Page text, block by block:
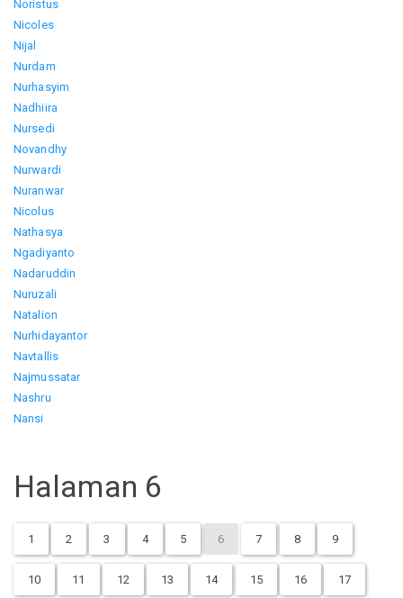
Noristus
Nicoles
Nijal
Nurdam
Nurhasyim
Nadhiira
Nursedi
Novandhy
Nurwardi
Nuranwar
Nicolus
Nathasya
Ngadiyanto
Nadaruddin
Nuruzali
Natalion
Nurhidayantor
Navtallis
Najmussatar
Nashru
Nansi
Halaman 6
1 2 3 4 5 6 7 8 9
10 11 12 13 14 15 16 17